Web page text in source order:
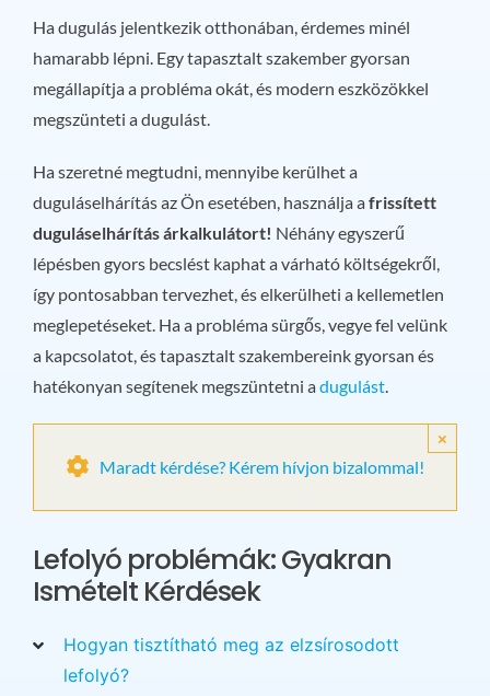
Ha dugulás jelentkezik otthonában, érdemes minél
hamarabb lépni. Egy tapasztalt szakember gyorsan
megállapítja a probléma okát, és modern eszközökkel
megszünteti a dugulást.
Ha szeretné megtudni, mennyibe kerülhet a
duguláselhárítás az Ön esetében, használja afrissített
duguláselhárítás árkalkulátort! Néhány egyszerű
lépésben gyors becslést kaphat a várható költségekről,
így pontosabban tervezhet, és elkerülheti a kellemetlen
meglepetéseket. Ha a probléma sürgős, vegye fel velünk
a kapcsolatot, és tapasztalt szakembereink gyorsan és
hatékonyan segítenek megszüntetni adugulást.
Maradt kérdése? Kérem hívjon bizalommal!
×
Lefolyó problémák: Gyakran
Ismételt Kérdések
Hogyan tisztítható meg az elzsírosodott
lefolyó?